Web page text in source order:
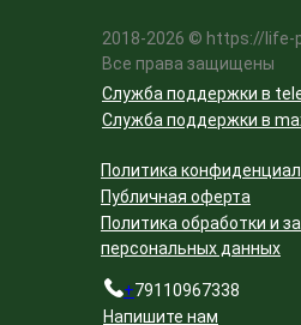
2018-2026 © https://life-
Все права защищены
Напишите нам
Политика обработки и
персональных данных
Публичная оферта
Служба поддержки в
Служба поддержки в
Политика
+79110967338